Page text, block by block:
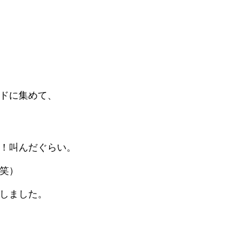
に集めて、
叫んだぐらい。
）
ました。